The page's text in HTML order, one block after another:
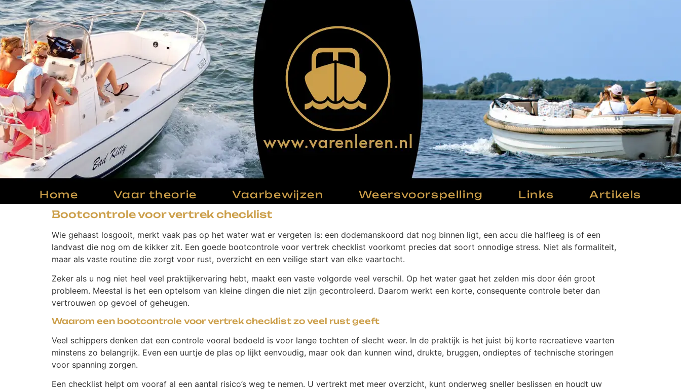
Home Vaar theorie Vaarbewijzen Weersvoorspelling Links
Artikels
Bootcontrole voor vertrek checklist
Wie gehaast losgooit, merkt vaak pas op het water wat er vergeten is: een dodemanskoord dat nog binnen ligt, een accu die halfleeg is of een
landvast die nog om de kikker zit. Een goede bootcontrole voor vertrek checklist voorkomt precies dat soort onnodige stress. Niet als formaliteit,
maar als vaste routine die zorgt voor rust, overzicht en een veilige start van elke vaartocht.
Zeker als u nog niet heel veel praktijkervaring hebt, maakt een vaste volgorde veel verschil. Op het water gaat het zelden mis door één groot
probleem. Meestal is het een optelsom van kleine dingen die niet zijn gecontroleerd. Daarom werkt een korte, consequente controle beter dan
vertrouwen op gevoel of geheugen.
Waarom een bootcontrole voor vertrek checklist zo veel rust geeft
Veel schippers denken dat een controle vooral bedoeld is voor lange tochten of slecht weer. In de praktijk is het juist bij korte recreatieve vaarten
minstens zo belangrijk. Even een uurtje de plas op lijkt eenvoudig, maar ook dan kunnen wind, drukte, bruggen, ondieptes of technische storingen
voor spanning zorgen.
Een checklist helpt om vooraf al een aantal risico’s weg te nemen. U vertrekt met meer overzicht, kunt onderweg sneller beslissen en houdt uw